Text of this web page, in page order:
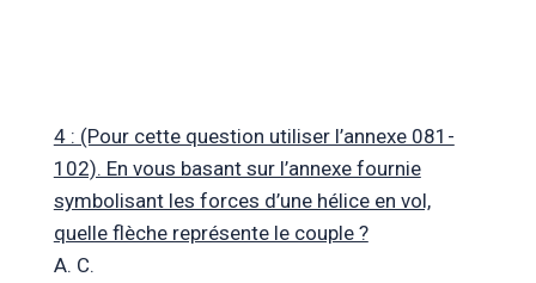
4 : (Pour cette question utiliser l’annexe 081-
102). En vous basant sur l’annexe fournie
symbolisant les forces d’une hélice en vol,
quelle flèche représente le couple ?
A. C.